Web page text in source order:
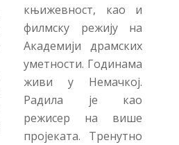
књижевност, као и
филмску режију на
Академији драмских
уметности. Годинама
живи у Немачкој.
Радила је као
режисер на више
пројеката. Тренутно